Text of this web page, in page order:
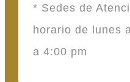
* Sedes de
horario de lunes
a 4:00 pm